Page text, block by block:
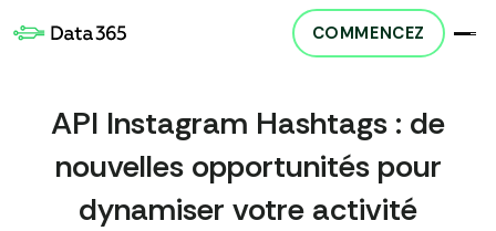
COMMENCEZ
API Instagram Hashtags : de
nouvelles opportunités pour
dynamiser votre activité